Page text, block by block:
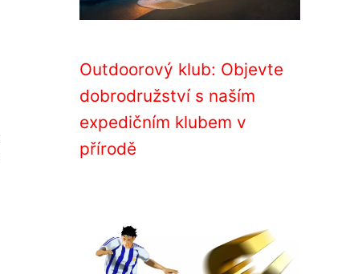
Outdoorový klub: Objevte
dobrodružství s naším
expedičním klubem v
přírodě